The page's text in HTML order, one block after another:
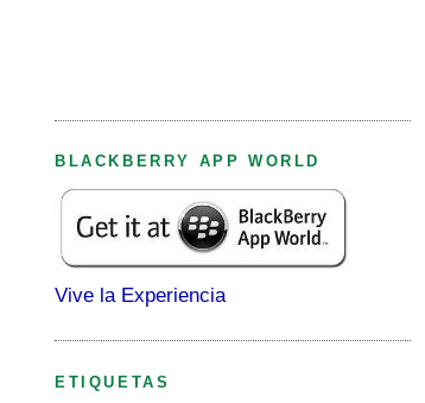
BLACKBERRY APP WORLD
Vive la Experiencia
ETIQUETAS